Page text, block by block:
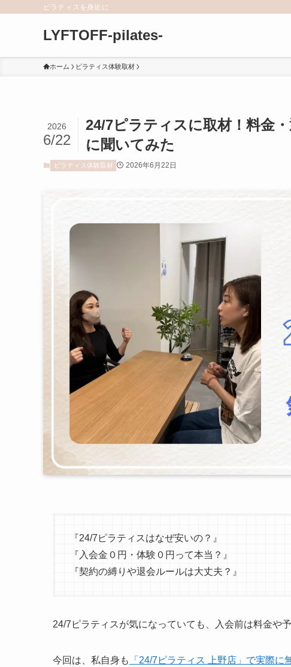
ピラティスを身近に
LYFTOFF-pilates-
ホーム ピラティス体験取材
24/7ピラティスに取材！料金
に聞いてみた
2026
6/22
ピラティス体験取材 2026年6月22日
『24/7ピラティスはなぜ安いの？』
『入会金０円・体験０円って本当？』
『契約の縛りや退会ルールは大丈夫？』
24/7ピラティスが気になっていても、入会前は料金や
今回は、私自身も 「24/7ピラティス 上野店」で実際に